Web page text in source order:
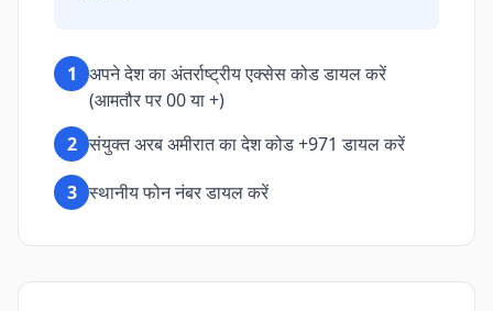
1 अपने देश का अंतर्राष्ट्रीय एक्सेस कोड डायल करें
(आमतौर पर 00 या +)
2 संयुक्त अरब अमीरात का देश कोड +971 डायल करें
3 स्थानीय फोन नंबर डायल करें